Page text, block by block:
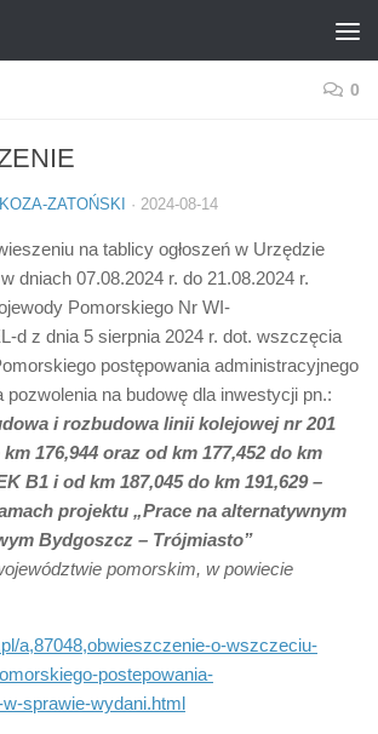
0
ZATOŃSKI · 2024-08-14
na tablicy ogłoszeń w Urzędzie
dniach 07.08.2024 r. do 21.08.2024 r.
Pomorskiego Nr WI-
d z dnia 5 sierpnia 2024 r. dot. wszczęcia
postępowania administracyjnego
pozwolenia na budowę dla inwestycji pn.:
i rozbudowa linii kolejowej nr 201
176,944 oraz od km 177,452 do km
B1 i od km 187,045 do km 191,629 –
projektu „Prace na alternatywnym
Bydgoszcz – Trójmiasto”
pomorskim, w powiecie
a,87048,obwieszczenie-o-wszczeciu-
postepowania-
sprawie-wydani.html